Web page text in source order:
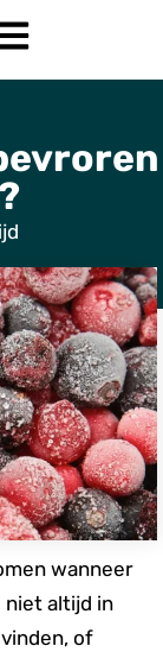
wanneer
niet altijd in
of